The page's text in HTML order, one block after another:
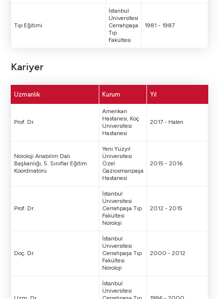
Tıp Eğitimi
İstanbul
Üniversitesi
Cerrahpaşa
Tıp
Fakültesi
1981 - 1987
Kariyer
Uzmanlık Kurum Yıl
Prof. Dr.
Amerikan
Hastanesi, Koç
Üniversitesi
Hastanesi
2017 - Halen
Nöroloji Anabilim Dalı
Başkanlığı, 5. Sınıflar Eğitim
Koordinatörü
Yeni Yüzyıl
Üniversitesi
Özel
Gaziosmanpaşa
Hastanesi
2015 - 2016
Prof. Dr.
İstanbul
Üniversitesi
Cerrahpaşa Tıp
Fakültesi
Nöroloji
2012 - 2015
Doç. Dr.
İstanbul
Üniversitesi
Cerrahpaşa Tıp
Fakültesi
Nöroloji
2000 - 2012
İstanbul
Üniversitesi